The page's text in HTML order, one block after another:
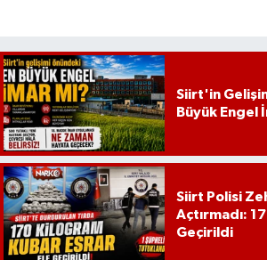
Siirt'in
Büyük Engel
Siirt Polisi
Açtırmadı:
Geçirildi